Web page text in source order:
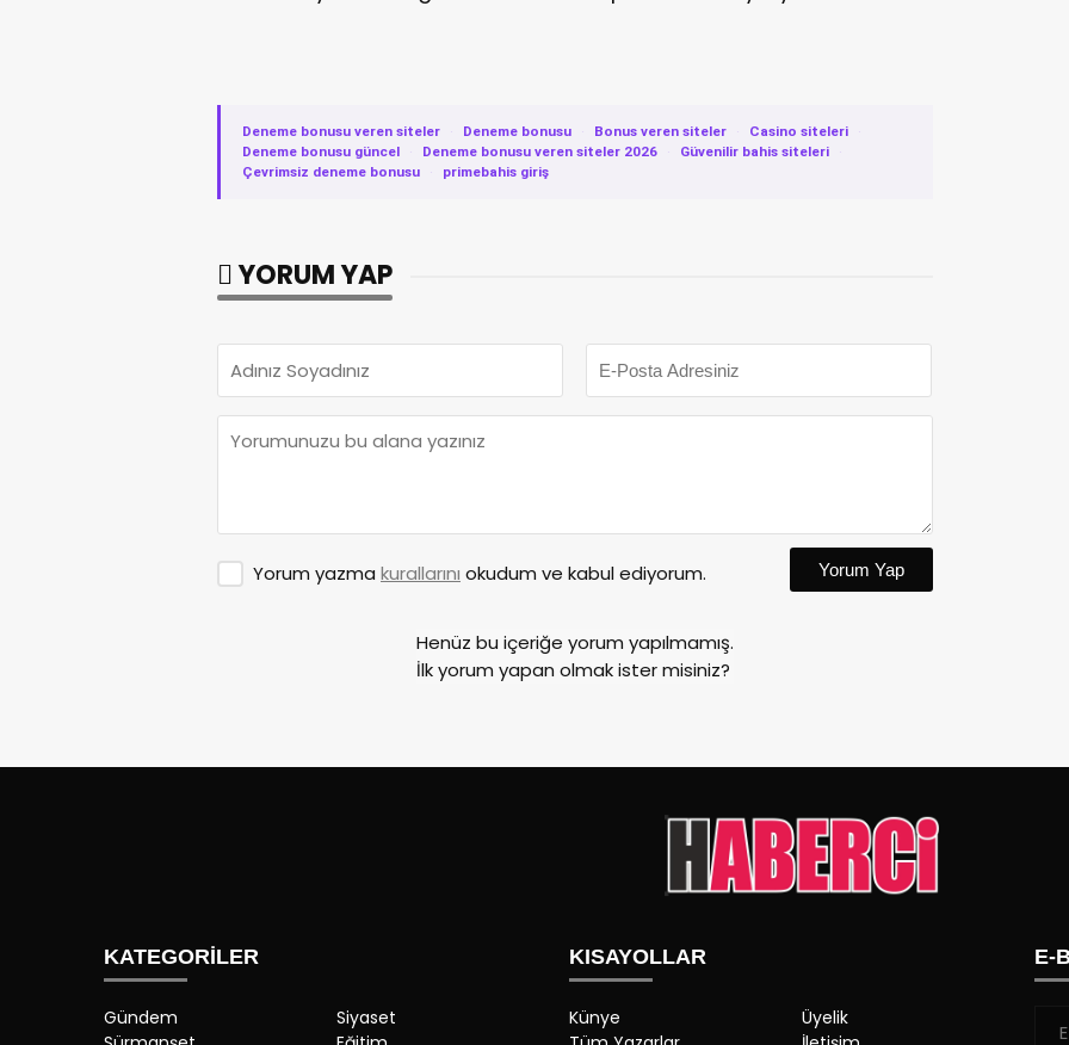
Deneme bonusu veren siteler · Deneme bonusu · Bonus veren siteler · Casino siteleri
·
Deneme bonusu güncel
· Deneme bonusu veren siteler 2026 · Güvenilir bahis siteleri
·
Çevrimsiz deneme bonusu
· primebahis giriş
YORUM YAP
Yorum yazma kurallarını okudum ve kabul ediyorum. Yorum Yap
Henüz bu içeriğe yorum yapılmamış.
İlk yorum yapan olmak ister misiniz?
KATEGORİLER
Gündem
Siyaset
KISAYOLLAR
Künye
Üyelik
E-